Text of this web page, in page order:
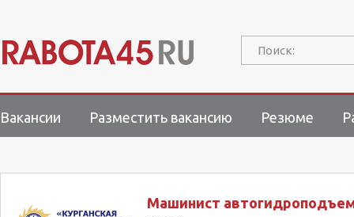
Поиск:
Вакансии Разместить вакансию Резюме
Машинист